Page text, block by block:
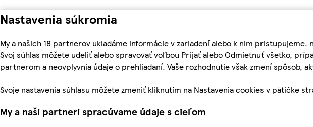
Nastavenia súkromia
My a našich 18 partnerov ukladáme informácie v zariadení alebo k nim
Svoj súhlas môžete udeliť alebo spravovať voľbou Prijať alebo Odmietnuť všetko,
partnerom a neovplyvnia údaje o prehliadaní. Vaše rozhodnutie však zmení spôsob,
Svoje nastavenia súhlasu môžete zmeniť kliknutím na Nastavenia cookies v pätičke
My a naši partneri spracúvame údaje s cieľom